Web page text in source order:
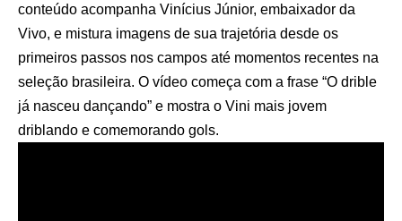
conteúdo acompanha Vinícius Júnior, embaixador da
Vivo, e mistura imagens de sua trajetória desde os
primeiros passos nos campos até momentos recentes na
seleção brasileira. O vídeo começa com a frase “O drible
já nasceu dançando” e mostra o Vini mais jovem
driblando e comemorando gols.